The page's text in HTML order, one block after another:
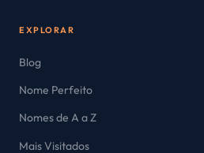
EXPLORAR
Blog
Nome Perfeito
Nomes de A a Z
Mais Visitados